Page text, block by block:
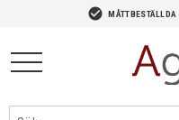
check_circle MÅTTBESTÄLLDA